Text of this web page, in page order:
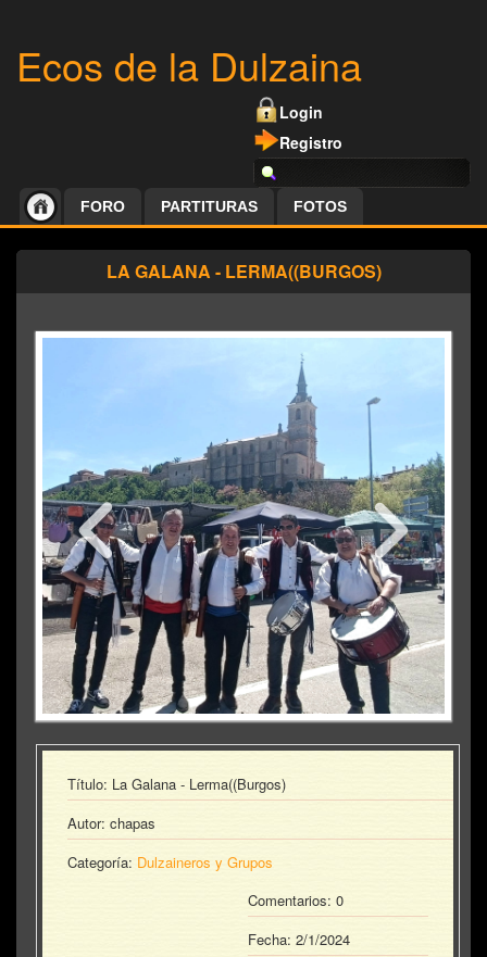
Ecos de la Dulzaina
Login
Registro
FORO PARTITURAS FOTOS
LA GALANA - LERMA((BURGOS)
Título: La Galana - Lerma((Burgos)
Autor: chapas
Categoría: Dulzaineros y Grupos
Comentarios: 0
Fecha:2/1/2024